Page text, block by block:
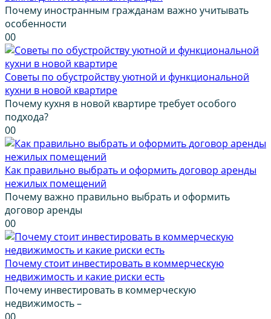
Почему иностранным гражданам важно учитывать
особенности
00
Советы по обустройству уютной и функциональной
кухни в новой квартире
Почему кухня в новой квартире требует особого
подхода?
00
Как правильно выбрать и оформить договор аренды
нежилых помещений
Почему важно правильно выбрать и оформить
договор аренды
00
Почему стоит инвестировать в коммерческую
недвижимость и какие риски есть
Почему инвестировать в коммерческую
недвижимость –